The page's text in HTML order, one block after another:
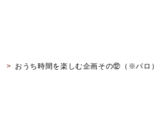
おうち時間を楽しむ企画その⑫（※パロ）